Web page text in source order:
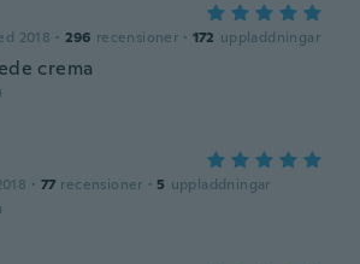
2018 · 296 recensioner · 172 uppladdningar
crema
· 77 recensioner · 5 uppladdningar